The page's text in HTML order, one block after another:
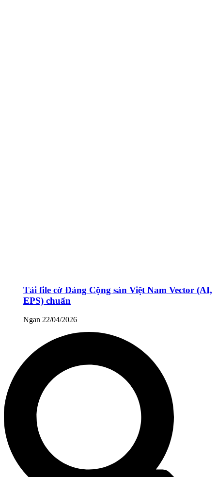
Tải file cờ Đảng Cộng sản Việt Nam Vector (AI,
EPS) chuẩn
Ngan 22/04/2026